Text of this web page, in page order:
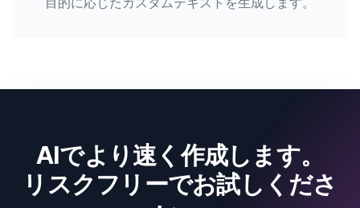
AIでより速く作成します。
リスクフリーでお試しくださ